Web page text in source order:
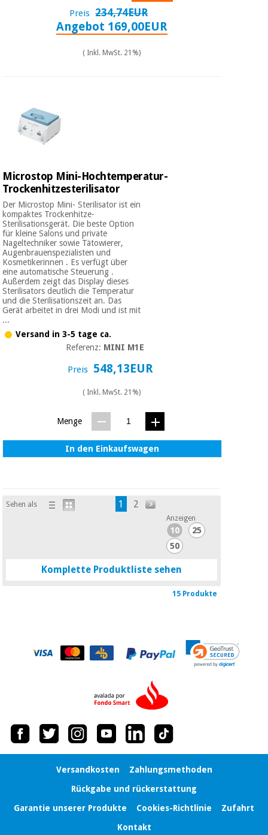
Preis 234,74EUR
Angebot 169,00EUR
( Inkl. MwSt. 21%)
Microstop Mini-Hochtemperatur-
Trockenhitzesterilisator
Der Microstop Mini- Sterilisator ist ein
kompaktes Trockenhitze-
Sterilisationsgerät. Die beste Option
für kleine Salons und private
Nageltechniker sowie Tätowierer,
Augenbrauenspezialisten und
Kosmetikerinnen . Es verfügt über
eine automatische Steuerung .
Außerdem zeigt das Display dieses
Sterilisators deutlich die Temperatur
und die Sterilisationszeit an. Das
Gerät arbeitet in drei Modi und ist mit
...
Versand in 3-5 tage ca.
Referenz: MINI M1E
Preis 548,13EUR
( Inkl. MwSt. 21%)
Menge
In den Einkaufswagen
Sehen als 1 2
Anzeigen
10
25
50
Komplette Produktliste sehen
15 Produkte
Versandkosten
Zahlungsmethoden
Rückgabe und rückerstattung
Garantie unserer Produkte
Cookies-Richtlinie
Zufahrt
Kontakt